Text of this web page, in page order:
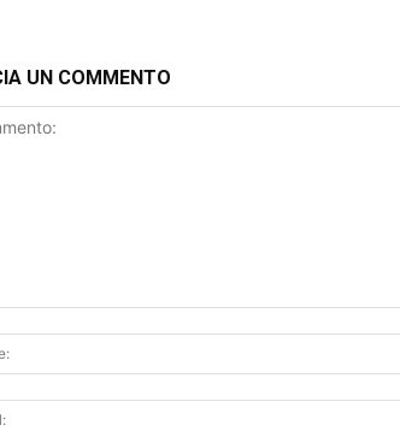
UN COMMENTO